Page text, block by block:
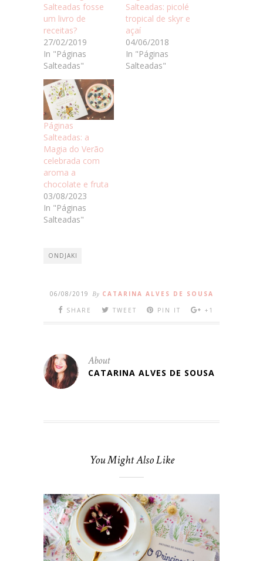
Salteadas fosse
um livro de
receitas?
27/02/2019
In "Páginas
Salteadas"
Salteadas: picolé
tropical de skyr e
açaí
04/06/2018
In "Páginas
Salteadas"
Páginas
Salteadas: a
Magia do Verão
celebrada com
aroma a
chocolate e fruta
03/08/2023
In "Páginas
Salteadas"
ONDJAKI
06/08/2019 By CATARINA ALVES DE SOUSA
SHARE
TWEET PIN IT +1
About
CATARINA ALVES DE SOUSA
You Might Also Like